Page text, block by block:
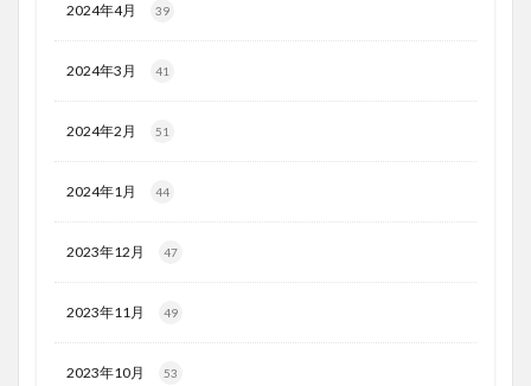
2024年4月 39
2024年3月 41
2024年2月 51
2024年1月 44
2023年12月 47
2023年11月 49
2023年10月 53